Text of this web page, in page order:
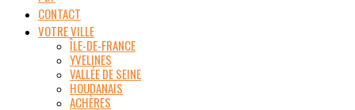
CONTACT
VOTRE VILLE
ÎLE-DE-FRANCE
YVELINES
VALLÉE DE SEINE
HOUDANAIS
ACHÈRES